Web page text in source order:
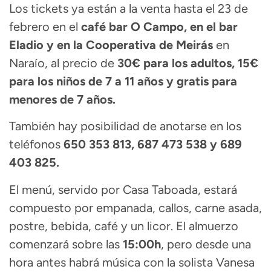
Los tickets ya están a la venta hasta el 23 de
febrero en el café bar O Campo, en el bar
Eladio y en la Cooperativa de Meirás en
Naraío, al precio de 30€ para los adultos, 15€
para los niños de 7 a 11 años y gratis para
menores de 7 años.
También hay posibilidad de anotarse en los
teléfonos 650 353 813, 687 473 538 y 689
403 825.
El menú, servido por Casa Taboada, estará
compuesto por empanada, callos, carne asada,
postre, bebida, café y un licor. El almuerzo
comenzará sobre las 15:00h, pero desde una
hora antes habrá música con la solista Vanesa